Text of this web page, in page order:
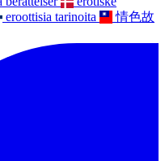
eroottisia tarinoita
情色故